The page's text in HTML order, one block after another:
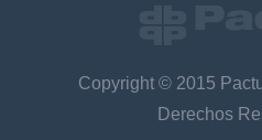
Copyright © 2015
Derechos